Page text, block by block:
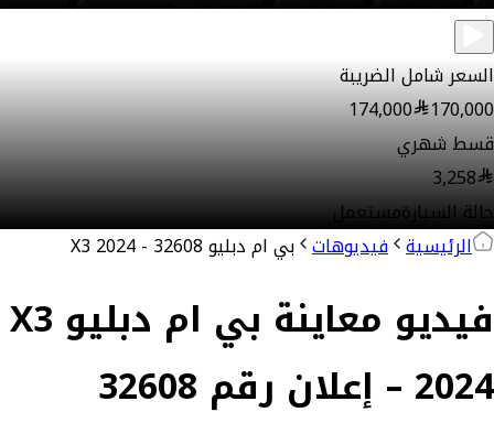
السعر شامل الضريبة
170,000
174,000
قسط شهري
3,258
حالة السيارةمستعمل
الرئيسية فيديوهات بي ام دبليو X3 2024 - 32608
فيديو معاينة بي ام دبليو X3
2024 – إعلان رقم 32608